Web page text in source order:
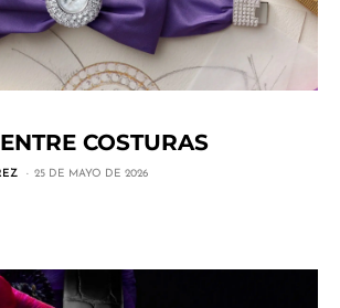
COSTURAS
25 DE MAYO DE 2026